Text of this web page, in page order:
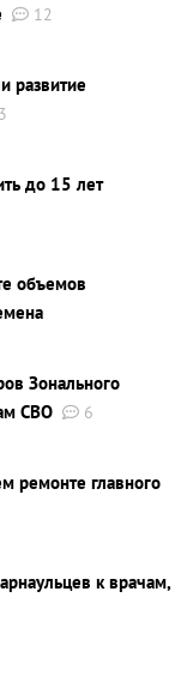
12
развитие
до 15 лет
объемов
Зонального
СВО
6
ремонте главного
к врачам,